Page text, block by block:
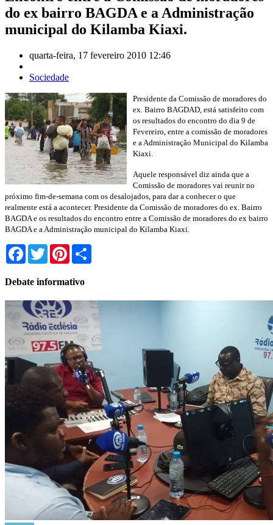
do ex bairro BAGDA e a Administração
municipal do Kilamba Kiaxi.
quarta-feira, 17 fevereiro 2010 12:46
Sociedade
Presidente da Comissão de moradores do
ex. Bairro BAGDAD, está satisfeito com
os resultados do encontro do dia 9 de
Fevereiro, entre a comissão de moradores
e a Administração Municipal do Kilamba
Kiaxi.
Aquele responsável diz ainda que a
Comissão de moradores vai reunir no
próximo fim-de-semana com os desalojados, para dar a conhecer o que
realmente está a acontecer. Presidente da Comissão de moradores do ex. Bairro
BAGDA e os resultados do encontro entre a Comissão de moradores do ex bairro
BAGDA e a Administração municipal do Kilamba Kiaxi.
Facebook
TwitterPinterest
Debate informativo